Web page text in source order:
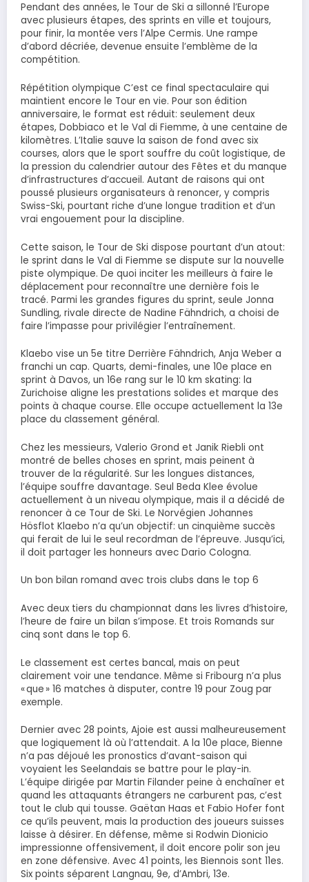
Pendant des années, le Tour de Ski a sillonné l’Europe
avec plusieurs étapes, des sprints en ville et toujours,
pour finir, la montée vers l’Alpe Cermis. Une rampe
d’abord décriée, devenue ensuite l’emblème de la
compétition.
Répétition olympique C’est ce final spectaculaire qui
maintient encore le Tour en vie. Pour son édition
anniversaire, le format est réduit: seulement deux
étapes, Dobbiaco et le Val di Fiemme, à une centaine de
kilomètres. L’Italie sauve la saison de fond avec six
courses, alors que le sport souffre du coût logistique, de
la pression du calendrier autour des Fêtes et du manque
d’infrastructures d’accueil. Autant de raisons qui ont
poussé plusieurs organisateurs à renoncer, y compris
Swiss-Ski, pourtant riche d’une longue tradition et d’un
vrai engouement pour la discipline.
Cette saison, le Tour de Ski dispose pourtant d’un atout:
le sprint dans le Val di Fiemme se dispute sur la nouvelle
piste olympique. De quoi inciter les meilleurs à faire le
déplacement pour reconnaître une dernière fois le
tracé. Parmi les grandes figures du sprint, seule Jonna
Sundling, rivale directe de Nadine Fähndrich, a choisi de
faire l’impasse pour privilégier l’entraînement.
Klaebo vise un 5e titre Derrière Fähndrich, Anja Weber a
franchi un cap. Quarts, demi-finales, une 10e place en
sprint à Davos, un 16e rang sur le 10 km skating: la
Zurichoise aligne les prestations solides et marque des
points à chaque course. Elle occupe actuellement la 13e
place du classement général.
Chez les messieurs, Valerio Grond et Janik Riebli ont
montré de belles choses en sprint, mais peinent à
trouver de la régularité. Sur les longues distances,
l’équipe souffre davantage. Seul Beda Klee évolue
actuellement à un niveau olympique, mais il a décidé de
renoncer à ce Tour de Ski. Le Norvégien Johannes
Hösflot Klaebo n’a qu’un objectif: un cinquième succès
qui ferait de lui le seul recordman de l’épreuve. Jusqu’ici,
il doit partager les honneurs avec Dario Cologna.
Un bon bilan romand avec trois clubs dans le top 6
Avec deux tiers du championnat dans les livres d’histoire,
l’heure de faire un bilan s’impose. Et trois Romands sur
cinq sont dans le top 6.
Le classement est certes bancal, mais on peut
clairement voir une tendance. Même si Fribourg n’a plus
« que » 16 matches à disputer, contre 19 pour Zoug par
exemple.
Dernier avec 28 points, Ajoie est aussi malheureusement
que logiquement là où l’attendait. A la 10e place, Bienne
n’a pas déjoué les pronostics d’avant-saison qui
voyaient les Seelandais se battre pour le play-in.
L’équipe dirigée par Martin Filander peine à enchaîner et
quand les attaquants étrangers ne carburent pas, c’est
tout le club qui tousse. Gaëtan Haas et Fabio Hofer font
ce qu’ils peuvent, mais la production des joueurs suisses
laisse à désirer. En défense, même si Rodwin Dionicio
impressionne offensivement, il doit encore polir son jeu
en zone défensive. Avec 41 points, les Biennois sont 11es.
Six points séparent Langnau, 9e, d’Ambri, 13e.